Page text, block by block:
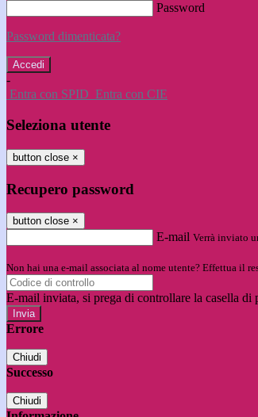
Password
Password dimenticata?
-
Entra con SPID Entra con CIE
Seleziona utente
button close ×
Recupero password
button close ×
E-mail Verrà inviato
Non hai una e-mail associata al nome utente? Effettua il
E-mail inviata, si prega di controllare la casella di
Errore
Chiudi
Successo
Chiudi